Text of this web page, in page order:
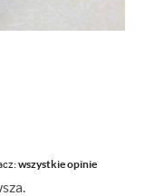
wszystkie opinie